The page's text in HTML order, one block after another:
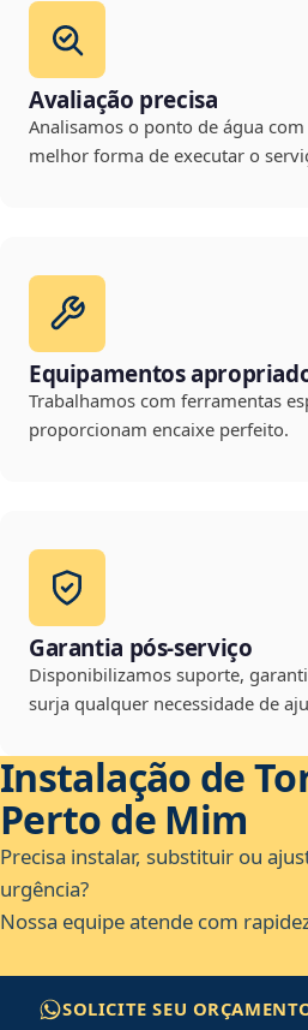
Avaliação precisa
Analisamos o ponto de água
melhor forma de executar o
Equipamentos
Trabalhamos com ferramentas
proporcionam encaixe perfeito.
Garantia pós-serviço
Disponibilizamos suporte,
surja qualquer necessidade de
Instalação de
Perto de Mim
Precisa instalar, substituir ou
urgência?
Nossa equipe atende com
SOLICITE SEU